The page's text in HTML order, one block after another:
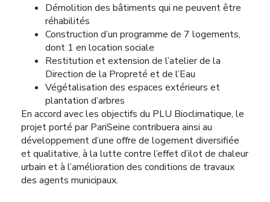
Démolition des bâtiments qui ne peuvent être
réhabilités
Construction d’un programme de 7 logements,
dont 1 en location sociale
Restitution et extension de l’atelier de la
Direction de la Propreté et de l’Eau
Végétalisation des espaces extérieurs et
plantation d’arbres
En accord avec les objectifs du PLU Bioclimatique, le
projet porté par PariSeine contribuera ainsi au
développement d’une offre de logement diversifiée
et qualitative, à la lutte contre l’effet d’ilot de chaleur
urbain et à l’amélioration des conditions de travaux
des agents municipaux.